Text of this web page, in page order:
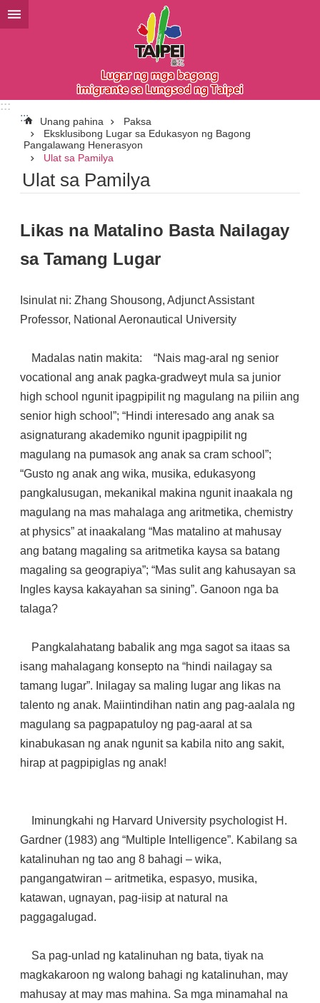
Lumaktaw sa pangunahing bloke ng nilalaman
:::
:::
Unang pahina
Paksa
Eksklusibong Lugar sa Edukasyon ng Bagong
Pangalawang Henerasyon
Ulat sa Pamilya
Ulat sa Pamilya
Likas na Matalino Basta Nailagay
sa Tamang Lugar
Isinulat ni: Zhang Shousong, Adjunct Assistant
Professor, National Aeronautical University
Madalas natin makita: “Nais mag-aral ng senior
vocational ang anak pagka-gradweyt mula sa junior
high school ngunit ipagpipilit ng magulang na piliin ang
senior high school”; “Hindi interesado ang anak sa
asignaturang akademiko ngunit ipagpipilit ng
magulang na pumasok ang anak sa cram school”;
“Gusto ng anak ang wika, musika, edukasyong
pangkalusugan, mekanikal makina ngunit inaakala ng
magulang na mas mahalaga ang aritmetika, chemistry
at physics” at inaakalang “Mas matalino at mahusay
ang batang magaling sa aritmetika kaysa sa batang
magaling sa geograpiya”; “Mas sulit ang kahusayan sa
Ingles kaysa kakayahan sa sining”. Ganoon nga ba
talaga?
Pangkalahatang babalik ang mga sagot sa itaas sa
isang mahalagang konsepto na “hindi nailagay sa
tamang lugar”. Inilagay sa maling lugar ang likas na
talento ng anak. Maiintindihan natin ang pag-aalala ng
magulang sa pagpapatuloy ng pag-aaral at sa
kinabukasan ng anak ngunit sa kabila nito ang sakit,
hirap at pagpipiglas ng anak!
Iminungkahi ng Harvard University psychologist H.
Gardner (1983) ang “Multiple Intelligence”. Kabilang sa
katalinuhan ng tao ang 8 bahagi – wika,
pangangatwiran – aritmetika, espasyo, musika,
katawan, ugnayan, pag-iisip at natural na
paggagalugad.
Sa pag-unlad ng katalinuhan ng bata, tiyak na
magkakaroon ng walong bahagi ng katalinuhan, may
mahusay at may mas mahina. Sa mga minamahal na